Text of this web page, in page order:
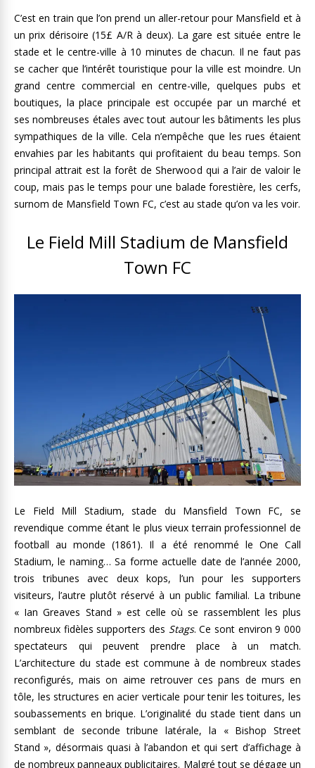
C’est en train que l’on prend un aller-retour pour Mansfield et à
un prix dérisoire (15£ A/R à deux). La gare est située entre le
stade et le centre-ville à 10 minutes de chacun. Il ne faut pas
se cacher que l’intérêt touristique pour la ville est moindre. Un
grand centre commercial en centre-ville, quelques pubs et
boutiques, la place principale est occupée par un marché et
ses nombreuses étales avec tout autour les bâtiments les plus
sympathiques de la ville. Cela n’empêche que les rues étaient
envahies par les habitants qui profitaient du beau temps. Son
principal attrait est la forêt de Sherwood qui a l’air de valoir le
coup, mais pas le temps pour une balade forestière, les cerfs,
surnom de Mansfield Town FC, c’est au stade qu’on va les voir.
Le Field Mill Stadium de Mansfield
Town FC
Le Field Mill Stadium, stade du Mansfield Town FC, se
revendique comme étant le plus vieux terrain professionnel de
football au monde (1861). Il a été renommé le One Call
Stadium, le naming… Sa forme actuelle date de l’année 2000,
trois tribunes avec deux kops, l’un pour les supporters
visiteurs, l’autre plutôt réservé à un public familial. La tribune
« Ian Greaves Stand » est celle où se rassemblent les plus
nombreux fidèles supporters des Stags. Ce sont environ 9 000
spectateurs qui peuvent prendre place à un match.
L’architecture du stade est commune à de nombreux stades
reconfigurés, mais on aime retrouver ces pans de murs en
tôle, les structures en acier verticale pour tenir les toitures, les
soubassements en brique. L’originalité du stade tient dans un
semblant de seconde tribune latérale, la « Bishop Street
Stand », désormais quasi à l’abandon et qui sert d’affichage à
de nombreux panneaux publicitaires. Malgré tout se dégage un